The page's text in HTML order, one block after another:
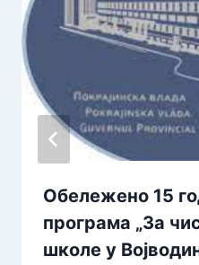
Обележено 15
програма „За
школе у